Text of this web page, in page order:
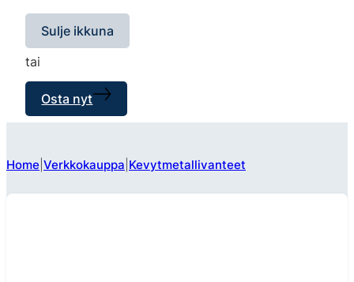
Sulje ikkuna
tai
Osta nyt
Home Verkkokauppa Kevytmetallivanteet